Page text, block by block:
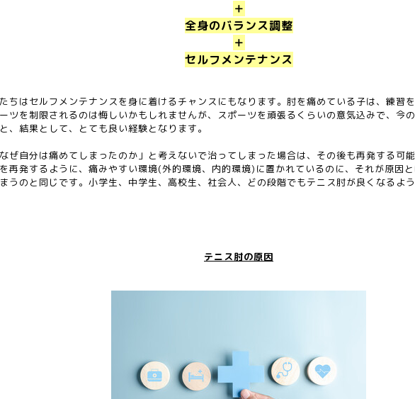
＋
全身のバランス調整
＋
セルフメンテナンス
ちはセルフメンテナンスを身に着けるチャンスにもなります。肘を痛めている子は、練習
ツを制限されるのは悔しいかもしれませんが、スポーツを頑張るくらいの意気込みで、今
、結果として、とても良い経験となります。
ぜ自分は痛めてしまったのか」と考えないで治ってしまった場合は、その後も再発する可
再発するように、痛みやすい環境(外的環境、内的環境)に置かれているのに、それが原因
うのと同じです。小学生、中学生、高校生、社会人、どの段階でもテニス肘が良くなるよ
テニス肘の原因